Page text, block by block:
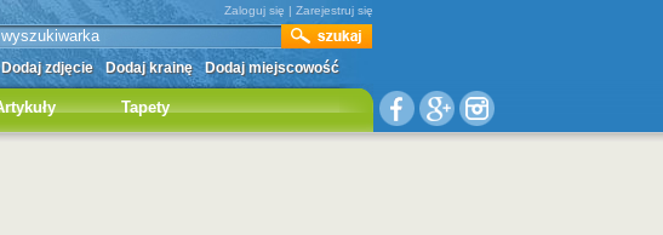
Zaloguj się | Zarejestruj się
Dodaj zdjęcie Dodaj krainę Dodaj miejscowość
Tapety